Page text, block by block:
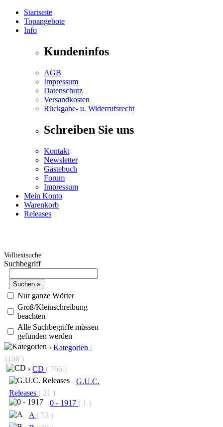
Startseite
Topangebote
Info
Kundeninfos
AGB
Impressum
Datenschutz
Versandkosten
Rückgabe- u. Widerrufsrecht
Schreiben Sie uns
Kontakt
Newsletter
Gästebuch
Forum
Impressum
Mein Konto
Warenkorb
Releases
Volltextsuche
Suchbegriff
Nur ganze Wörter
Groß/Kleinschreibung
beachten
Alle Suchbegriffe müssen
gefunden werden
› Kategorien (
1106 )
› CD ( 766 )
G.U.C.
Releases ( 21 )
0 - 1917 ( 1 )
A ( 53 )